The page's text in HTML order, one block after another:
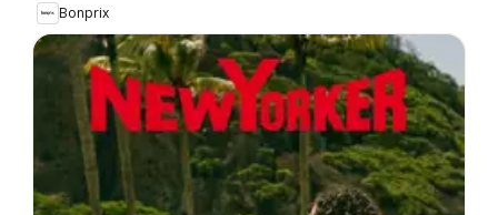
Bonprix